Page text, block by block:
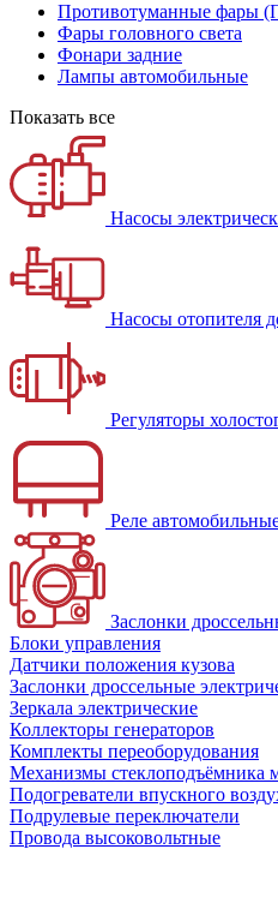
Противотуманные фары
Фары головного света
Фонари задние
Лампы автомобильные
Показать все
Насосы
Насосы отопителя
Регуляторы
Реле
Заслонки
Блоки управления
Датчики положения кузова
Заслонки дроссельные
Зеркала электрические
Коллекторы генераторов
Комплекты переоборудования
Механизмы стеклоподъёмника
Подогреватели впускного
Подрулевые переключатели
Провода высоковольтные